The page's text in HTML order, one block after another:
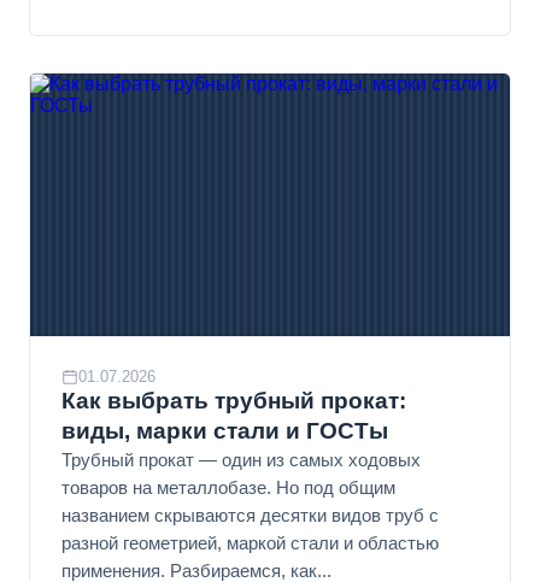
01.07.2026
Как выбрать трубный прокат:
виды, марки стали и ГОСТы
Трубный прокат — один из самых ходовых
товаров на металлобазе. Но под общим
названием скрываются десятки видов труб с
разной геометрией, маркой стали и областью
применения. Разбираемся, как...